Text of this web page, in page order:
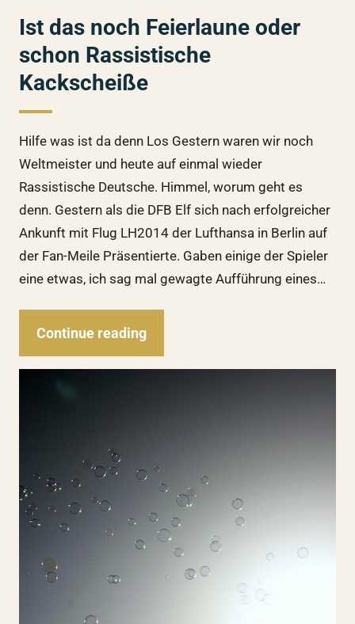
Ist das noch Feierlaune oder
schon Rassistische
Kackscheiße
Hilfe was ist da denn Los Gestern waren wir noch
Weltmeister und heute auf einmal wieder
Rassistische Deutsche. Himmel, worum geht es
denn. Gestern als die DFB Elf sich nach erfolgreicher
Ankunft mit Flug LH2014 der Lufthansa in Berlin auf
der Fan-Meile Präsentierte. Gaben einige der Spieler
eine etwas, ich sag mal gewagte Aufführung eines…
Continue reading